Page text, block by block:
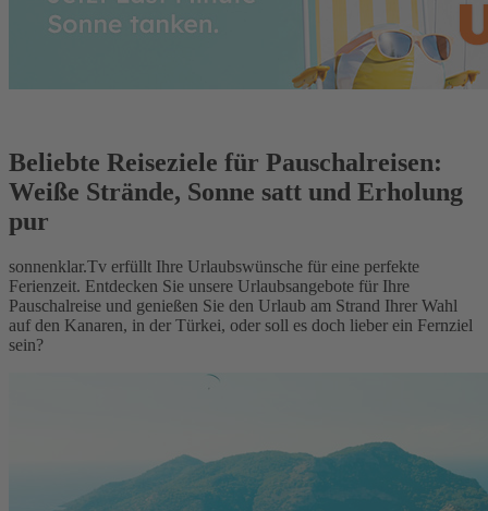
Beliebte Reiseziele für Pauschalreisen:
Weiße Strände, Sonne satt und Erholung
pur
sonnenklar.Tv erfüllt Ihre Urlaubswünsche für eine perfekte
Ferienzeit. Entdecken Sie unsere Urlaubsangebote für Ihre
Pauschalreise und genießen Sie den Urlaub am Strand Ihrer Wahl
auf den Kanaren, in der Türkei, oder soll es doch lieber ein Fernziel
sein?